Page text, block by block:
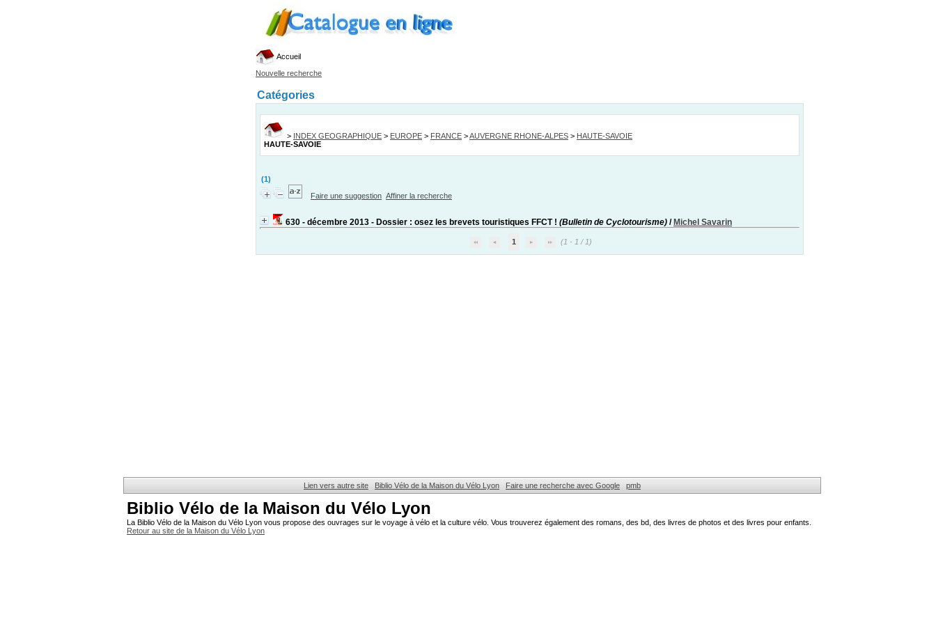
Accueil
Nouvelle recherche
Catégories
> INDEX GEOGRAPHIQUE > EUROPE > FRANCE >AUVERGNE RHONE-ALPES > HAUTE-SAVOIE
HAUTE-SAVOIE
(1)
Faire une suggestion Affiner la recherche
630 - décembre 2013 - Dossier : osez les brevets touristiques FFCT ! (Bulletin de Cyclotourisme) / Michel Savarin
1 (1 - 1 / 1)
Lien vers autre site Biblio Vélo de la Maison du Vélo Lyon Faire une recherche avec Google pmb
Biblio Vélo de la Maison du Vélo Lyon
La Biblio Vélo de la Maison du Vélo Lyon vous propose des ouvrages sur le voyage à vélo et la culture vélo. Vous trouverez également des romans, des bd, des livres de photos et des livres pour enfants.
Retour au site de la Maison du Vélo Lyon